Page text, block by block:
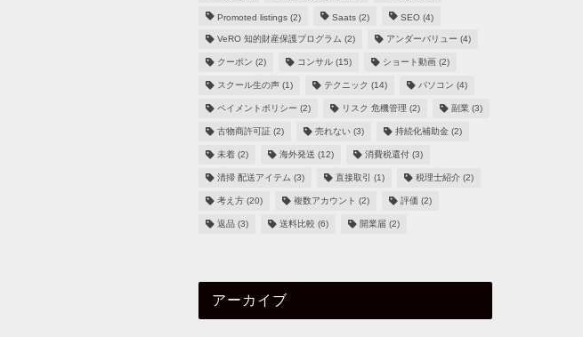
Promoted listings(2) Saats(2) SEO(4)
VeRO 知的財産保護プログラム (2) アンダーバリュー (4)
クーポン (2) コンサル(15) ショート動画(2)
スクール生の声(1) テクニック (14) パソコン (4)
ペイメントポリシー (2) リスク 危機管理 (2) 副業 (3)
古物商許可証(2) 売れない(3) 持続化補助金(2)
未着(2) 海外発送 (12) 消費税還付(3)
清掃 配送アイテム (3) 直接取引 (1) 税理士紹介(2)
考え方(20) 複数アカウント (2) 評価 (2)
返品(3) 送料比較 (6) 開業届 (2)
アーカイブ